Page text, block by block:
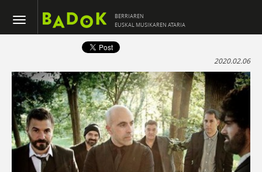
BERRIAREN
EUSKAL MUSIKAREN ATARIA
2020.02.06